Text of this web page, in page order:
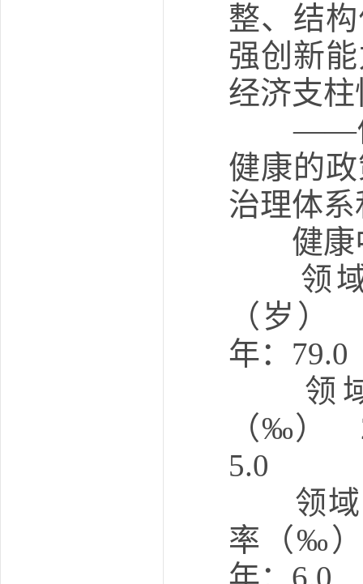
整、结
强创新
经济支
——促
健康的
治理体
健康
领域
（岁）
年：79.0
领域
（‰）
5.0
领域
率（‰